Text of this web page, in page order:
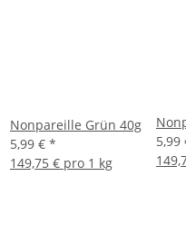
Nonpareille Grün 40g
5,99 € *
149,75 € pro 1 kg
5,99